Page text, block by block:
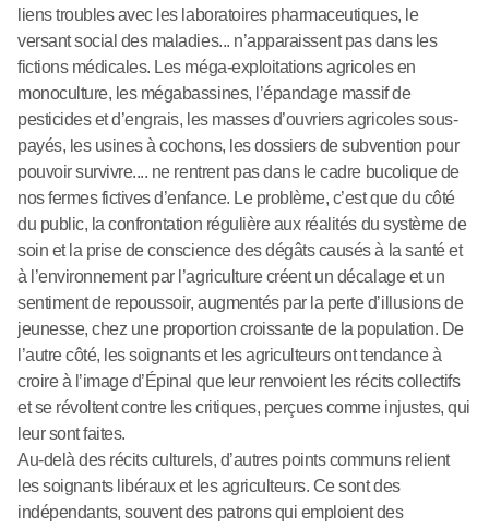
liens troubles avec les laboratoires pharmaceutiques, le
versant social des maladies... n’apparaissent pas dans les
fictions médicales. Les méga-exploitations agricoles en
monoculture, les mégabassines, l’épandage massif de
pesticides et d’engrais, les masses d’ouvriers agricoles sous-
payés, les usines à cochons, les dossiers de subvention pour
pouvoir survivre.... ne rentrent pas dans le cadre bucolique de
nos fermes fictives d’enfance. Le problème, c’est que du côté
du public, la confrontation régulière aux réalités du système de
soin et la prise de conscience des dégâts causés à la santé et
à l’environnement par l’agriculture créent un décalage et un
sentiment de repoussoir, augmentés par la perte d’illusions de
jeunesse, chez une proportion croissante de la population. De
l’autre côté, les soignants et les agriculteurs ont tendance à
croire à l’image d’Épinal que leur renvoient les récits collectifs
et se révoltent contre les critiques, perçues comme injustes, qui
leur sont faites.
Au-delà des récits culturels, d’autres points communs relient
les soignants libéraux et les agriculteurs. Ce sont des
indépendants, souvent des patrons qui emploient des